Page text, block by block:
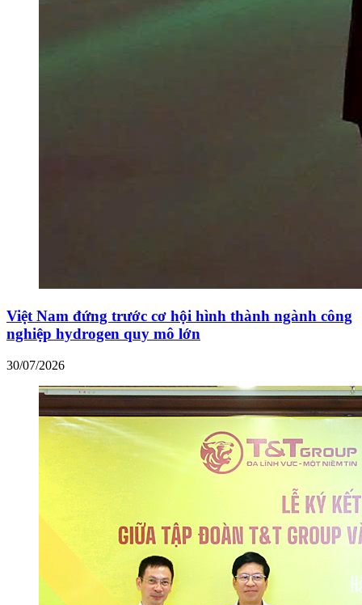
Việt Nam đứng trước cơ hội hình thành ngành công
nghiệp hydrogen quy mô lớn
30/07/2026